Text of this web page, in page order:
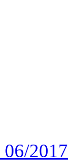
06/2017